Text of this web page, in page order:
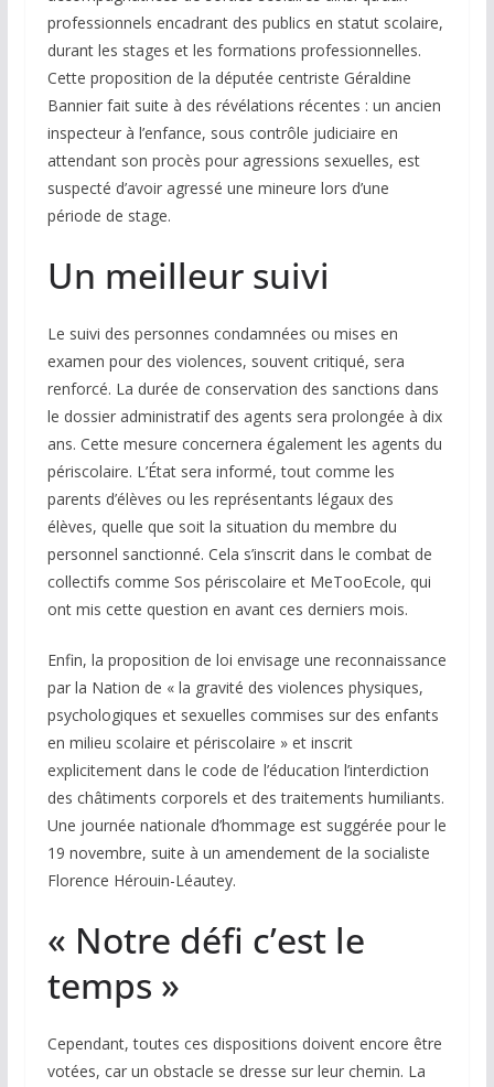
professionnels encadrant des publics en statut scolaire,
durant les stages et les formations professionnelles.
Cette proposition de la députée centriste Géraldine
Bannier fait suite à des révélations récentes : un ancien
inspecteur à l’enfance, sous contrôle judiciaire en
attendant son procès pour agressions sexuelles, est
suspecté d’avoir agressé une mineure lors d’une
période de stage.
Un meilleur suivi
Le suivi des personnes condamnées ou mises en
examen pour des violences, souvent critiqué, sera
renforcé. La durée de conservation des sanctions dans
le dossier administratif des agents sera prolongée à dix
ans. Cette mesure concernera également les agents du
périscolaire. L’État sera informé, tout comme les
parents d’élèves ou les représentants légaux des
élèves, quelle que soit la situation du membre du
personnel sanctionné. Cela s’inscrit dans le combat de
collectifs comme Sos périscolaire et MeTooEcole, qui
ont mis cette question en avant ces derniers mois.
Enfin, la proposition de loi envisage une reconnaissance
par la Nation de « la gravité des violences physiques,
psychologiques et sexuelles commises sur des enfants
en milieu scolaire et périscolaire » et inscrit
explicitement dans le code de l’éducation l’interdiction
des châtiments corporels et des traitements humiliants.
Une journée nationale d’hommage est suggérée pour le
19 novembre, suite à un amendement de la socialiste
Florence Hérouin-Léautey.
« Notre défi c’est le
temps »
Cependant, toutes ces dispositions doivent encore être
votées, car un obstacle se dresse sur leur chemin. La